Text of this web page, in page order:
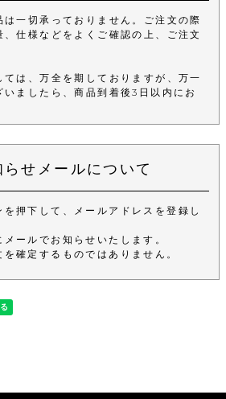
は一切承っておりません。ご注文の際
仕様などをよくご確認の上、ご注文
は、万全を期しておりますが、万一
ましたら、商品到着後3日以内にお
らせメールについて
を押下して、メールアドレスを登録し
ールでお知らせいたします。
確定するものではありません。